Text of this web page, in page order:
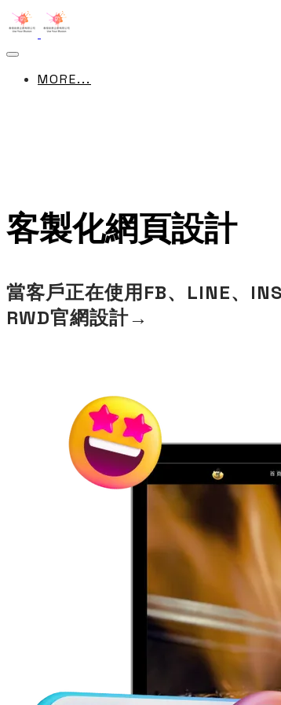
MORE...
客製化網頁設計
當客戶正在使用FB、LINE、
RWD官網設計→